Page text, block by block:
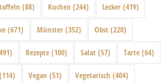
(88) Kuchen (244) Lecker (419)
(671) Münster (352) Obst (220)
Rezepte (100) Salat (57) Tarte (64)
(114) Vegan (51) Vegetarisch (404)